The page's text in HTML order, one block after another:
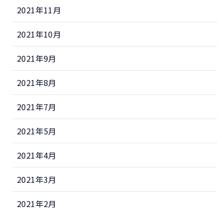
2021年11月
2021年10月
2021年9月
2021年8月
2021年7月
2021年5月
2021年4月
2021年3月
2021年2月